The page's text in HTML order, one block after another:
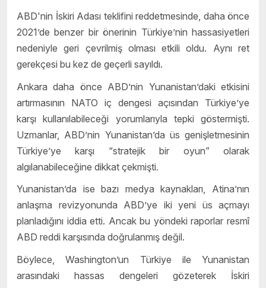
ABD'nin İskiri Adası teklifini reddetmesinde, daha önce
2021’de benzer bir önerinin Türkiye’nin hassasiyetleri
nedeniyle geri çevrilmiş olması etkili oldu. Aynı ret
gerekçesi bu kez de geçerli sayıldı.
Ankara daha önce ABD’nin Yunanistan’daki etkisini
artırmasının NATO iç dengesi açısından Türkiye’ye
karşı kullanılabileceği yorumlarıyla tepki göstermişti.
Uzmanlar, ABD’nin Yunanistan’da üs genişletmesinin
Türkiye’ye karşı “stratejik bir oyun” olarak
algılanabileceğine dikkat çekmişti.
Yunanistan’da ise bazı medya kaynakları, Atina’nın
anlaşma revizyonunda ABD’ye iki yeni üs açmayı
planladığını iddia etti. Ancak bu yöndeki raporlar resmî
ABD reddi karşısında doğrulanmış değil.
Böylece, Washington’un Türkiye ile Yunanistan
arasındaki hassas dengeleri gözeterek İskiri